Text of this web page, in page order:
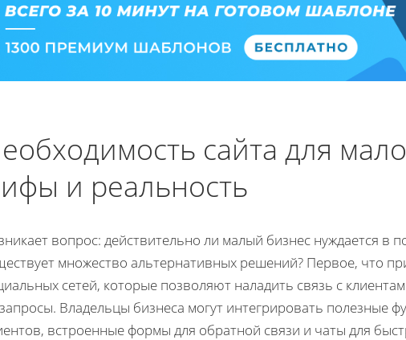
сайта для
и реальность
вопрос: действительно ли малый бизнес нуждается в
множество альтернативных решений? Первое, что
сетей, которые позволяют наладить связь с
Владельцы бизнеса могут интегрировать полезные
встроенные формы для обратной связи и чаты для